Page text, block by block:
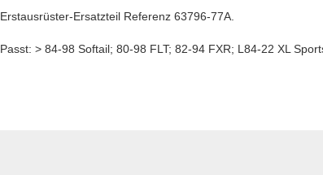
Erstausrüster-Ersatzteil Referenz 63796-77A.
Passt: > 84-98 Softail; 80-98 FLT; 82-94 FXR; L84-22 XL